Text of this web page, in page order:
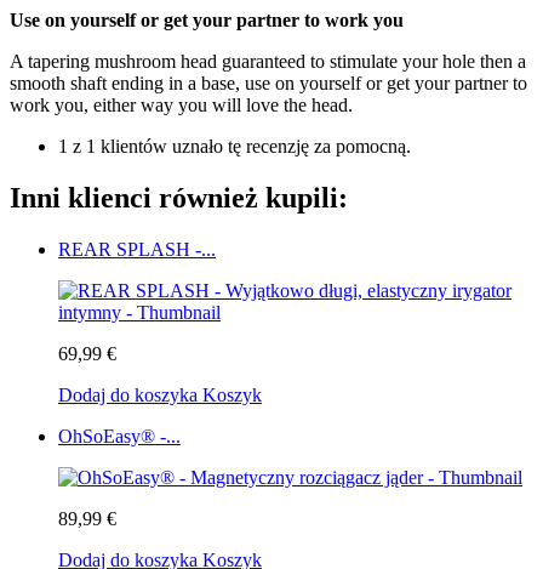
Use on yourself or get your partner to work you
A tapering mushroom head guaranteed to stimulate your hole then a
smooth shaft ending in a base, use on yourself or get your partner to
work you, either way you will love the head.
1 z 1 klientów uznało tę recenzję za pomocną.
Inni klienci również kupili:
REAR SPLASH -...
69,99 €
Dodaj do koszyka Koszyk
OhSoEasy® -...
89,99 €
Dodaj do koszyka Koszyk